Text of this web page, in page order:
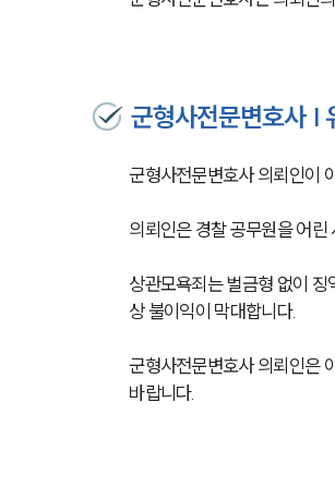
군형사전문변호사 |
군형사전문변호사 의뢰인이
의뢰인은 경찰 공무원을 어린
상관모욕죄는 벌금형 없이
상 불이익이 막대합니다.
군형사전문변호사 의뢰인은
바랍니다.